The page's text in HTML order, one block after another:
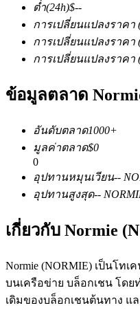
ฟิวเจอร์สสกุลเงินดิจิทัล
อนุพันธ์ของหุ้น ฟอเร็
ฟิวเจอร์สที่ใช้ USDC
ต่ำ(24h)$--
การเปลี่ยนแปลงราคา
การเปลี่ยนแปลงราคา
การเปลี่ยนแปลงราคา
ข้อมูลตลาด
อันดับตลาด1000+
มูลค่าตลาด$0
0
อุปทานหมุนเวียน--
อุปทานสูงสุด--
เกี่ยวกับ Normie
Normie (NORMIE) เป็นโท
บนเครือข่าย บล็อกเชน โด
เดิมของบล็อกเชนต้นทาง แ